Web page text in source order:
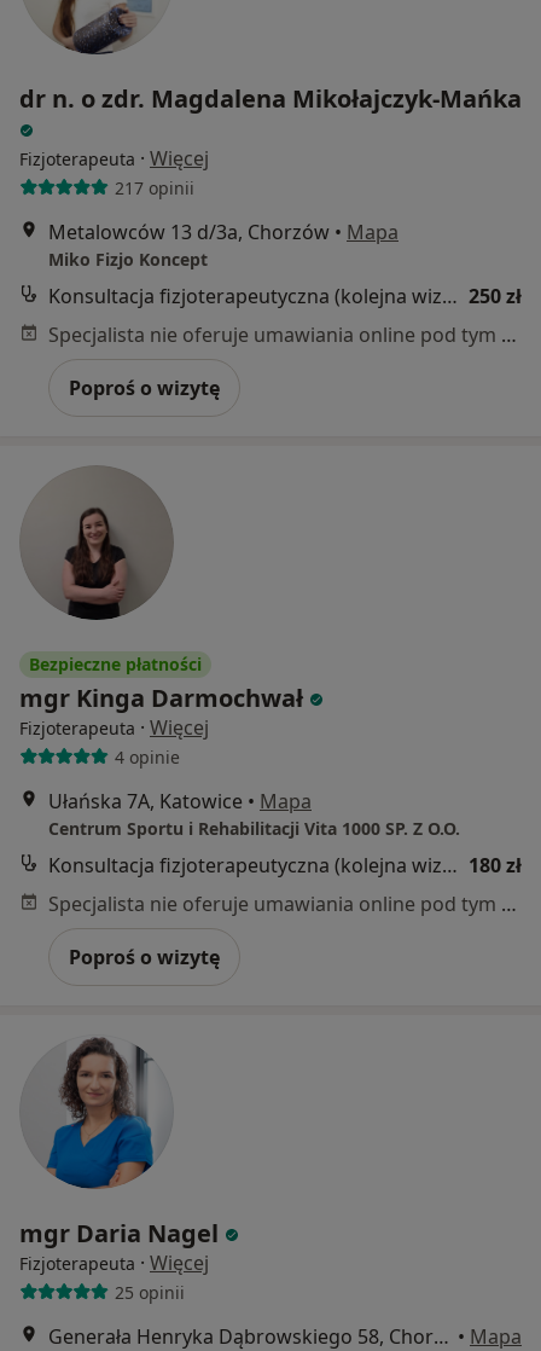
dr n. o zdr. Magdalena Mikołajczyk-Mańka
Fizjoterapeuta · Więcej
217 opinii
Metalowców 13 d/3a, Chorzów • Mapa
Miko Fizjo Koncept
Konsultacja fizjoterapeutyczna (kolejna wizyta) 250 zł
Specjalista nie oferuje umawiania online pod tym adresem.
Poproś o wizytę
Bezpieczne płatności
mgr Kinga Darmochwał
Fizjoterapeuta · Więcej
4 opinie
Ułańska 7A, Katowice • Mapa
Centrum Sportu i Rehabilitacji Vita 1000 SP. Z O.O.
Konsultacja fizjoterapeutyczna (kolejna wizyta) 180 zł
Specjalista nie oferuje umawiania online pod tym adresem.
Poproś o wizytę
mgr Daria Nagel
Fizjoterapeuta · Więcej
25 opinii
Generała Henryka Dąbrowskiego 58, Chorzów • Mapa